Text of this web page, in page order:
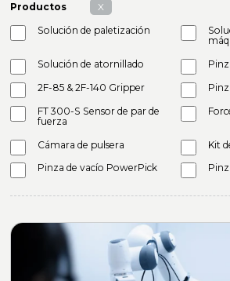
Productos X
Solución de paletización
Solución de atornillado
2F-85 & 2F-140 Gripper
FT 300-S Sensor de par de
fuerza
Cámara de pulsera
Kit
Pinza de vacío PowerPick